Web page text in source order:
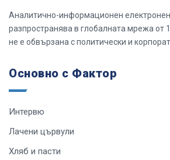
Аналитично-информационен електронен
разпространява в глобалната мрежа от
не е обвързана с политически и
Основно с Фактор
Интервю
Лачени цървули
Хляб и пасти